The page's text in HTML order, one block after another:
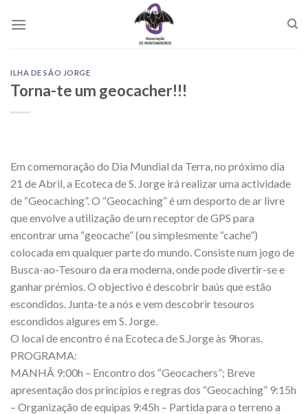
ILHA DE SÃO JORGE
Torna-te um geocacher!!!
Em comemoração do Dia Mundial da Terra, no próximo dia
21 de Abril, a Ecoteca de S. Jorge irá realizar uma actividade
de “Geocaching”. O “Geocaching” é um desporto de ar livre
que envolve a utilização de um receptor de GPS para
encontrar uma “geocache” (ou simplesmente “cache”)
colocada em qualquer parte do mundo. Consiste num jogo de
Busca-ao-Tesouro da era moderna, onde pode divertir-se e
ganhar prémios. O objectivo é descobrir baús que estão
escondidos. Junta-te a nós e vem descobrir tesouros
escondidos algures em S. Jorge.
O local de encontro é na Ecoteca de S.Jorge às 9horas.
PROGRAMA:
MANHÃ 9:00h – Encontro dos “Geocachers”; Breve
apresentação dos princípios e regras dos “Geocaching” 9:15h
– Organização de equipas 9:45h – Partida para o terreno a